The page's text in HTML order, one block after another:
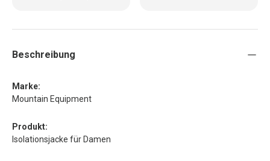
Beschreibung
Marke:
Mountain Equipment
Produkt:
Isolationsjacke für Damen